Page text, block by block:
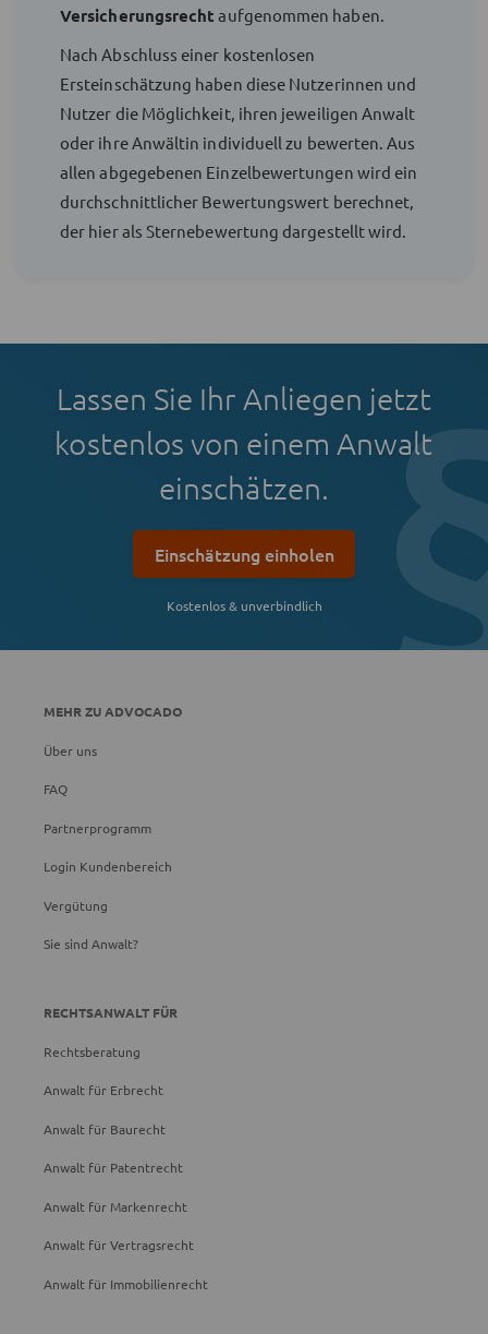
Versicherungsrecht aufgenommen haben.
Nach Abschluss einer kostenlosen
Ersteinschätzung haben diese Nutzerinnen und
Nutzer die Möglichkeit, ihren jeweiligen Anwalt
oder ihre Anwältin individuell zu bewerten. Aus
allen abgegebenen Einzelbewertungen wird ein
durchschnittlicher Bewertungswert berechnet,
der hier als Sternebewertung dargestellt wird.
Lassen Sie Ihr Anliegen jetzt
kostenlos von einem Anwalt
einschätzen.
Einschätzung einholen
Kostenlos & unverbindlich
MEHR ZU ADVOCADO
Über uns
FAQ
Partnerprogramm
Login Kundenbereich
Vergütung
Sie sind Anwalt?
RECHTSANWALT FÜR
Rechtsberatung
Anwalt für Erbrecht
Anwalt für Baurecht
Anwalt für Patentrecht
Anwalt für Markenrecht
Anwalt für Vertragsrecht
Anwalt für Immobilienrecht